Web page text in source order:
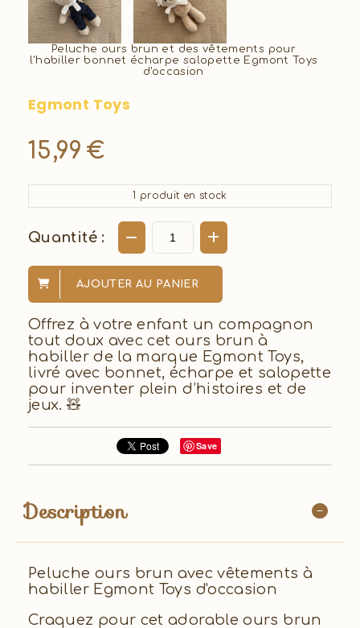
Peluche ours brun et des vêtements pour
l'habiller bonnet écharpe salopette Egmont Toys
d'occasion
Egmont Toys
15,99 €
1 produit en stock
Quantité :
AJOUTER AU PANIER
Offrez à votre enfant un compagnon
tout doux avec cet ours brun à
habiller de la marque Egmont Toys,
livré avec bonnet, écharpe et salopette
pour inventer plein d’histoires et de
jeux. 🧸
Save
Description
Peluche ours brun avec vêtements à
habiller Egmont Toys d'occasion
Craquez pour cet adorable ours brun